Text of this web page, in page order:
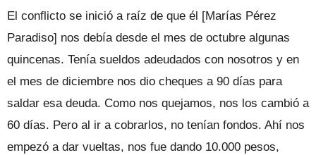
El conflicto se inició a raíz de que él [Marías Pérez
Paradiso] nos debía desde el mes de octubre algunas
quincenas. Tenía sueldos adeudados con nosotros y en
el mes de diciembre nos dio cheques a 90 días para
saldar esa deuda. Como nos quejamos, nos los cambió a
60 días. Pero al ir a cobrarlos, no tenían fondos. Ahí nos
empezó a dar vueltas, nos fue dando 10.000 pesos,